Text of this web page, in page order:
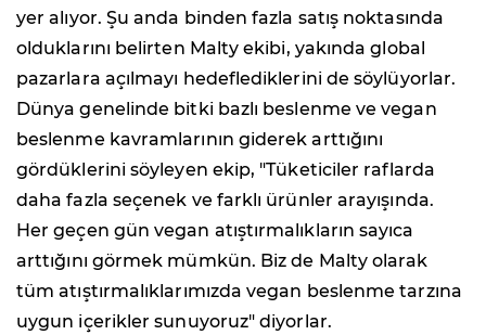
yer alıyor. Şu anda binden fazla satış noktasında
olduklarını belirten Malty ekibi, yakında global
pazarlara açılmayı hedeflediklerini de söylüyorlar.
Dünya genelinde bitki bazlı beslenme ve vegan
beslenme kavramlarının giderek arttığını
gördüklerini söyleyen ekip, "Tüketiciler raflarda
daha fazla seçenek ve farklı ürünler arayışında.
Her geçen gün vegan atıştırmalıkların sayıca
arttığını görmek mümkün. Biz de Malty olarak
tüm atıştırmalıklarımızda vegan beslenme tarzına
uygun içerikler sunuyoruz" diyorlar.